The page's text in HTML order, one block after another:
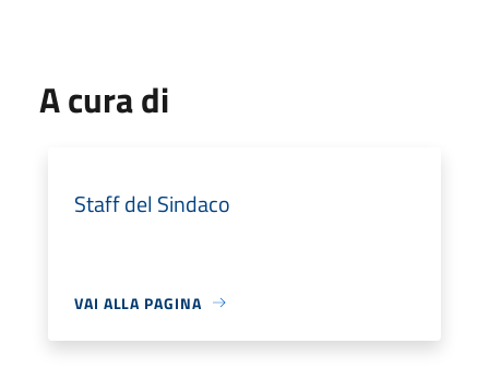
A cura di
Staff del Sindaco
VAI ALLA PAGINA